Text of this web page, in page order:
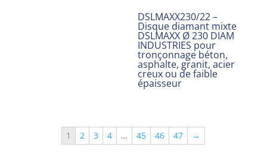
DSLMAXX230/22 –
Disque diamant mixte
DSLMAXX Ø 230 DIAM
INDUSTRIES pour
tronçonnage béton,
asphalte, granit, acier
creux ou de faible
épaisseur
1 2 3 4 … 45 46 47 →